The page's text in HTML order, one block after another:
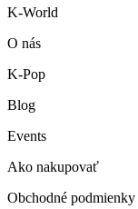
K-World
O nás
K-Pop
Blog
Events
Ako nakupovať
Obchodné podmienky